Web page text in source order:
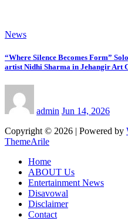
News
“Where Silence Becomes Form”
artist Nidhi Sharma in Jehangir Art
admin Jun 14, 2026
Copyright © 2026 | Powered by
ThemeArile
Home
ABOUT Us
Entertainment News
Disavowal
Disclaimer
Contact